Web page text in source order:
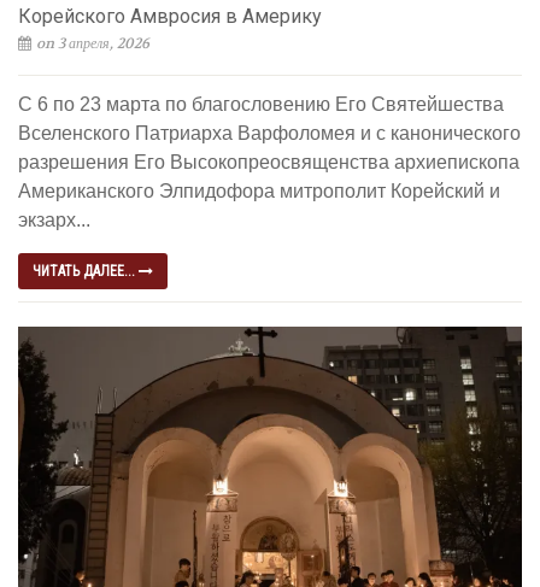
Корейского Амвросия в Америку
on 3 апреля, 2026
С 6 по 23 марта по благословению Его Святейшества
Вселенского Патриарха Варфоломея и с канонического
разрешения Его Высокопреосвященства архиепископа
Американского Элпидофора митрополит Корейский и
экзарх...
ЧИТАТЬ ДАЛЕЕ...